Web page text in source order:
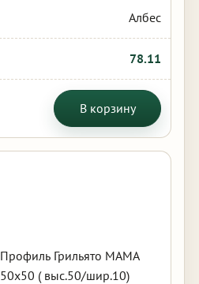
Албес
78.11
В корзину
Профиль Грильято МАМА
50х50 ( выс.50/шир.10)